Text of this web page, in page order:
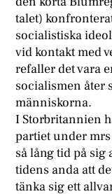
talet)
socialistiska
vid kontakt med
refaller det vara
socialismen åter
människorna.
I Storbritannien
partiet under
så lång tid på
tidens anda att
tänka sig ett